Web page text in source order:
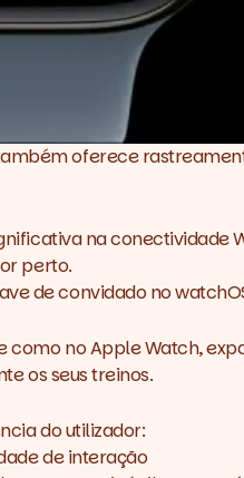
oferece
na
perto.
de convidado no
como no Apple Watch,
os seus treinos.
do utilizador:
de interação